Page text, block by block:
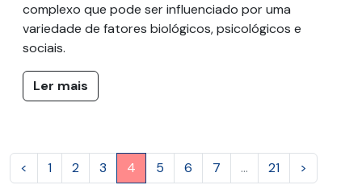
complexo que pode ser influenciado por uma
variedade de fatores biológicos, psicológicos e
sociais.
Ler mais
< 1 2 3 4 5 6 7 ... 21 >